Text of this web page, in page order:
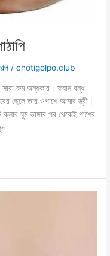
/chotigolpo.club
রুম অন্ধকার। ফ্যান বন্ধ
ছেলে তার ওপাশে আমার স্ত্রী।
ঘুম ভাঙ্গার পর থেকেই পাশের